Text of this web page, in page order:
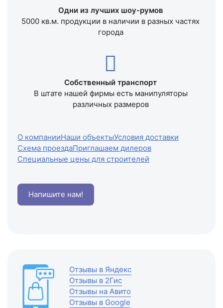
Одни из лучших шоу-румов
5000 кв.м. продукции в наличии в разных частях
города
Собственный транспорт
В штате нашей фирмы есть манипуляторы
различных размеров
О компанииНаши объектыУсловия доставки
Схема проездаПриглашаем дилеров
Специальные цены для строителей
Напишите нам!
Отзывы в Яндекс
Отзывы в 2Гис
Отзывы на Авито
Отзывы в Google